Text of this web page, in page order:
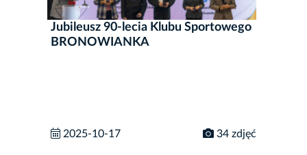
Jubileusz 90-lecia Klubu Sportowego
BRONOWIANKA
2025-10-17 34 zdjęć